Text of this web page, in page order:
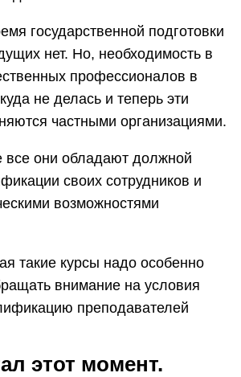
государственной подготовки
нет. Но, необходимость в
профессионалов в
не делась и теперь эти
частными организациями.
все они обладают должной
своих сотрудников и
возможностями
такие курсы надо особенно
внимание на условия
преподавателей
этот момент.